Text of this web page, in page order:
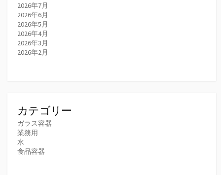
2026年7月
2026年6月
2026年5月
2026年4月
2026年3月
2026年2月
カテゴリー
ガラス容器
業務用
水
食品容器